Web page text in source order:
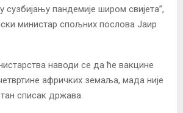
сузбијању пандемије широм свијета”,
министар спољних послова Јаир
наводи се да ће вакцине
афричких земаља, мада није
списак држава.